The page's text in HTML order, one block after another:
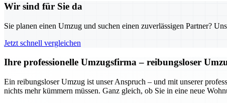
Wir sind für Sie da
Sie planen einen Umzug und suchen einen zuverlässigen Partner?
Jetzt schnell vergleichen
Ihre professionelle Umzugsfirma – reibungsloser
Ein reibungsloser Umzug ist unser Anspruch – und mit unserer
nichts mehr kümmern müssen. Ganz gleich, ob Sie in eine neue